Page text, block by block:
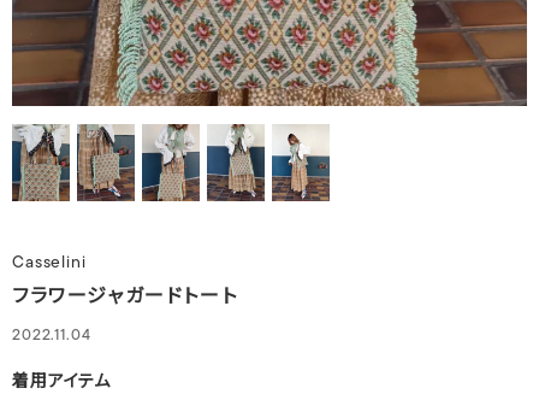
Casselini
フラワージャガードトート
2022.11.04
着用アイテム